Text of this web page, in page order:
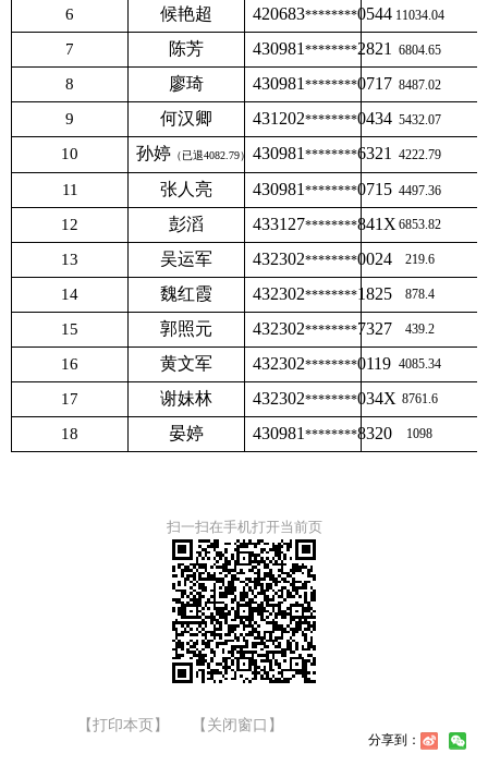
6 候艳超 420683********0544 11034.04
7 陈芳 430981********2821 6804.65
8 廖琦 430981********0717 8487.02
9 何汉卿 431202********0434 5432.07
10 孙婷 （已退4082.79） 430981********6321 4222.79
11 张人亮 430981********0715 4497.36
12 彭滔 433127********841X 6853.82
13 吴运军 432302********0024 219.6
14 魏红霞 432302********1825 878.4
15 郭照元 432302********7327 439.2
16 黄文军 432302********0119 4085.34
17 谢妹林 432302********034X 8761.6
18 晏婷 430981********8320 1098
扫一扫在手机打开当前页
【打印本页】 【关闭窗口】
分享到：